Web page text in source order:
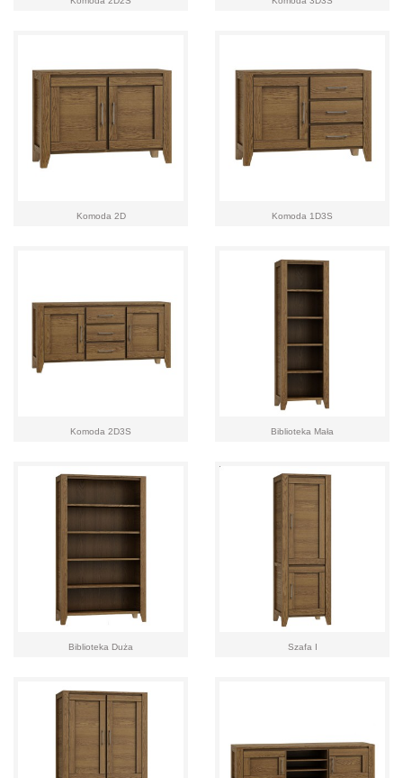
Komoda 2D Komoda 1D3S
Komoda 2D3S Biblioteka Mała
Biblioteka Duża Szafa I